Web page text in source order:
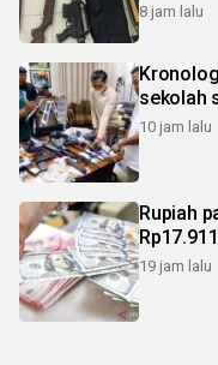
8 jam lalu
sekolah
10 jam lalu
Rupiah
19 jam lalu